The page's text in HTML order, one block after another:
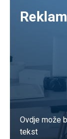
Ovdje može
tekst